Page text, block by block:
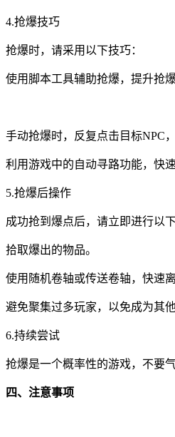
4.抢爆技巧
抢爆时，请采用以下技巧：
使用脚本工具辅助抢爆，提升抢爆
手动抢爆时，反复点击目标NPC
利用游戏中的自动寻路功能，快
5.抢爆后操作
成功抢到爆点后，请立即进行以下
拾取爆出的物品。
使用随机卷轴或传送卷轴，快速
避免聚集过多玩家，以免成为其
6.持续尝试
抢爆是一个概率性的游戏，不要
四、注意事项